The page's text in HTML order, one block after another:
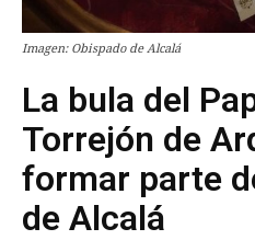
Imagen: Obispado de Alcalá
La bula del
Torrejón de
formar parte
de Alcalá